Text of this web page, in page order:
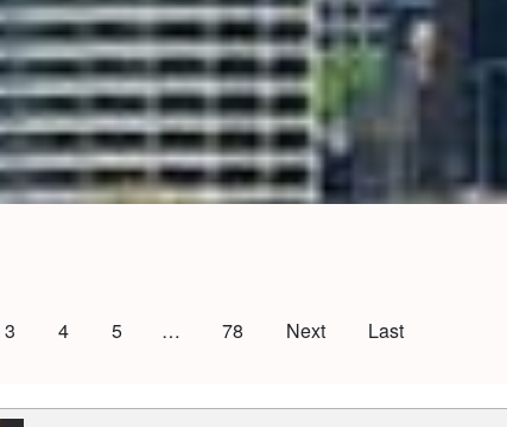
3 4 5 … 78 Next
Last